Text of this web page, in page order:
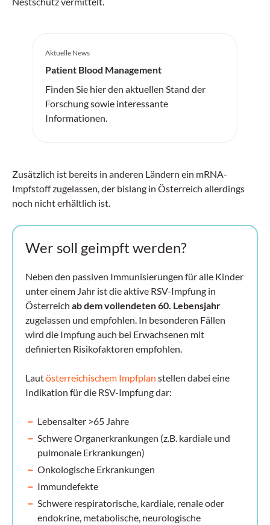
Aktuelle News
Patient Blood Management
Finden Sie hier den aktuellen Stand der
Forschung sowie interessante
Informationen.
Zusätzlich ist bereits in anderen Ländern ein mRNA-
Impfstoff zugelassen, der bislang in Österreich allerdings
noch nicht erhältlich ist.
Wer soll geimpft werden?
Neben den passiven Immunisierungen für alle Kinder
unter einem Jahr ist die aktive RSV-Impfung in
Österreich ab dem vollendeten 60. Lebensjahr
zugelassen und empfohlen. In besonderen Fällen
wird die Impfung auch bei Erwachsenen mit
definierten Risikofaktoren empfohlen.
Lautösterreichischem Impfplan stellen dabei eine
Indikation für die RSV-Impfung dar:
Lebensalter >65 Jahre
Schwere Organerkrankungen (z.B. kardiale und
pulmonale Erkrankungen)
Onkologische Erkrankungen
Immundefekte
Schwere respiratorische, kardiale, renale oder
endokrine, metabolische, neurologische